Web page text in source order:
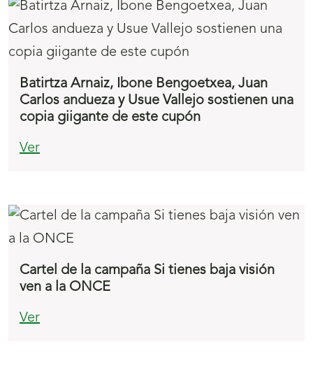
Batirtza Arnaiz, Ibone Bengoetxea, Juan
Carlos andueza y Usue Vallejo sostienen una
copia giigante de este cupón
Ver
Cartel de la campaña Si tienes baja visión
ven a la ONCE
Ver